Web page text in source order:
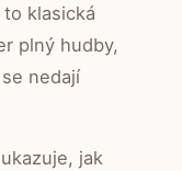
klasická
plný hudby,
nedají
jak